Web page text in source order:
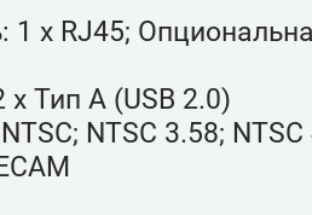
1 x RJ45;
x Тип A (USB 2.0)
NTSC 3.58; NTSC